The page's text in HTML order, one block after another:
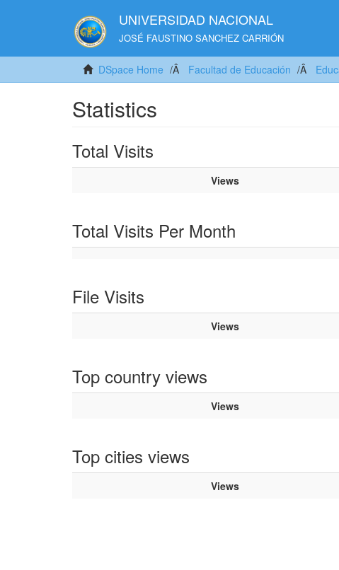
UNIVERSIDAD NACIONAL
JOSÉ FAUSTINO SANCHEZ CARRIÓN
DSpace Home Facultad de Educación
Statistics
Total Visits
Views
Total Visits Per Month
File Visits
Views
Top country views
Views
Top cities views
Views